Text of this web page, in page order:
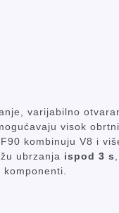
varijabilno
visok
kombinuju V8 i
ubrzanja ispod 3 s